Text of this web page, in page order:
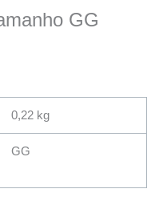
GG
0,22 kg
GG